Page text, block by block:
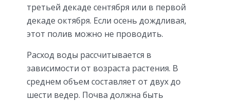
третьей декаде сентября или в первой
декаде октября. Если осень дождливая,
этот полив можно не проводить.
Расход воды рассчитывается в
зависимости от возраста растения. В
среднем объем составляет от двух до
шести ведер. Почва должна быть